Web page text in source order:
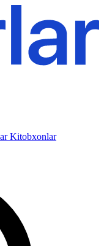
Kitobxonlar